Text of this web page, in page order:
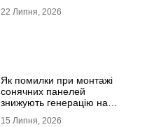
22 Липня, 2026
Як помилки при монтажі
сонячних панелей
знижують генерацію на
15 Липня, 2026